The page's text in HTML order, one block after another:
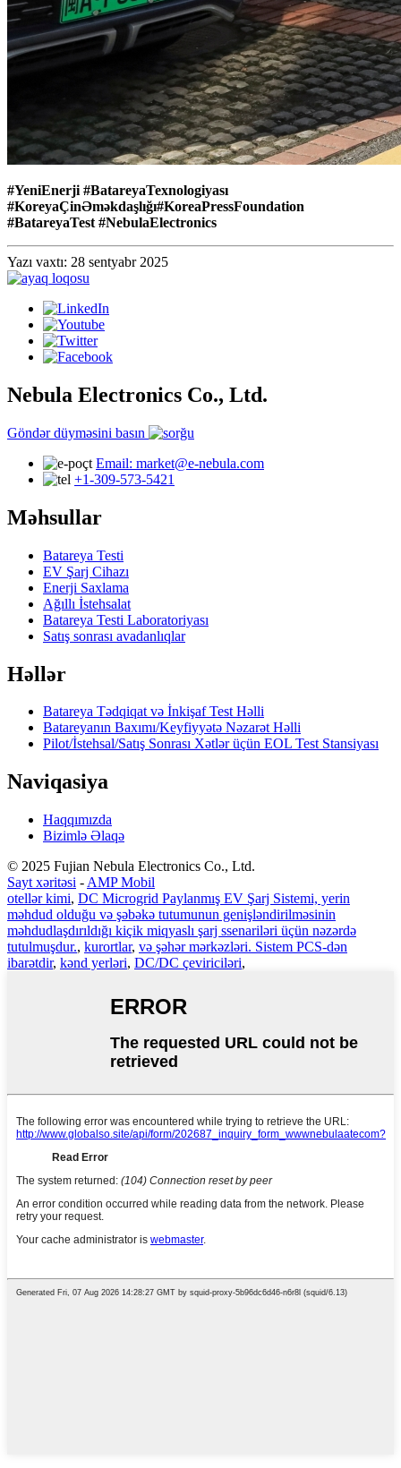
#YeniEnerji #BatareyaTexnologiyası
#KoreyaÇinƏməkdaşlığı#KoreaPressFoundation
#BatareyaTest #NebulaElectronics
Yazı vaxtı: 28 sentyabr 2025
Nebula Electronics Co., Ltd.
Göndər düyməsini basın
Email: market@e-nebula.com
+1-309-573-5421
Məhsullar
Batareya Testi
EV Şarj Cihazı
Enerji Saxlama
Ağıllı İstehsalat
Batareya Testi Laboratoriyası
Satış sonrası avadanlıqlar
Həllər
Batareya Tədqiqat və İnkişaf Test Həlli
Batareyanın Baxımı/Keyfiyyətə Nəzarət Həlli
Pilot/İstehsal/Satış Sonrası Xətlər üçün EOL Test Stansiyası
Naviqasiya
Haqqımızda
Bizimlə Əlaqə
© 2025 Fujian Nebula Electronics Co., Ltd.
Sayt xəritəsi - AMP Mobil
otellər kimi, DC Microgrid Paylanmış EV Şarj Sistemi, yerin
məhdud olduğu və şəbəkə tutumunun genişləndirilməsinin
məhdudlaşdırıldığı kiçik miqyaslı şarj ssenariləri üçün nəzərdə
tutulmuşdur., kurortlar, və şəhər mərkəzləri. Sistem PCS-dən
ibarətdir, kənd yerləri, DC/DC çeviriciləri,